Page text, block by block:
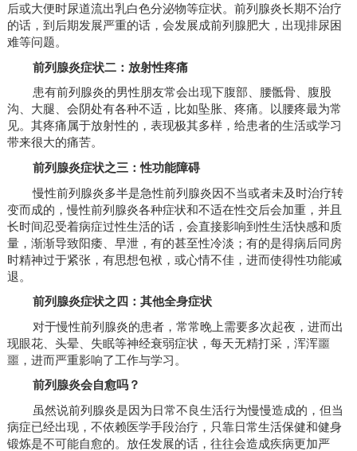
后或大便时尿道流出乳白色分泌物等症状。前列腺炎长期不治疗
的话，到后期发展严重的话，会发展成前列腺肥大，出现排尿困
难等问题。
前列腺炎症状二：放射性疼痛
患有前列腺炎的男性朋友常会出现下腹部、腰骶骨、腹股
沟、大腿、会阴处有各种不适，比如坠胀、疼痛。以腰疼最为常
见。其疼痛属于放射性的，表现极其多样，给患者的生活或学习
带来很大的痛苦。
前列腺炎症状之三：性功能障碍
慢性前列腺炎多半是急性前列腺炎因不当或者未及时治疗转
变而成的，慢性前列腺炎各种症状和不适在性交后会加重，并且
长时间忍受着病症过性生活的话，会直接影响到性生活快感和质
量，渐渐导致阳痿、早泄，有的甚至性冷淡；有的是得病后同房
时精神过于紧张，有思想包袱，或心情不佳，进而使得性功能减
退。
前列腺炎症状之四：其他全身症状
对于慢性前列腺炎的患者，常常晚上需要多次起夜，进而出
现眼花、头晕、失眠等神经衰弱症状，每天无精打采，浑浑噩
噩，进而严重影响了工作与学习。
前列腺炎会自愈吗？
虽然说前列腺炎是因为日常不良生活行为慢慢造成的，但当
病症已经出现，不依赖医学手段治疗，只靠日常生活保健和健身
锻炼是不可能自愈的。放任发展的话，往往会造成疾病更加严